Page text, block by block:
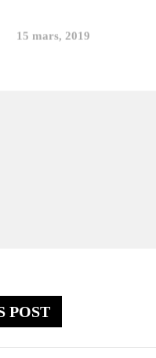
15 mars, 2019
POST